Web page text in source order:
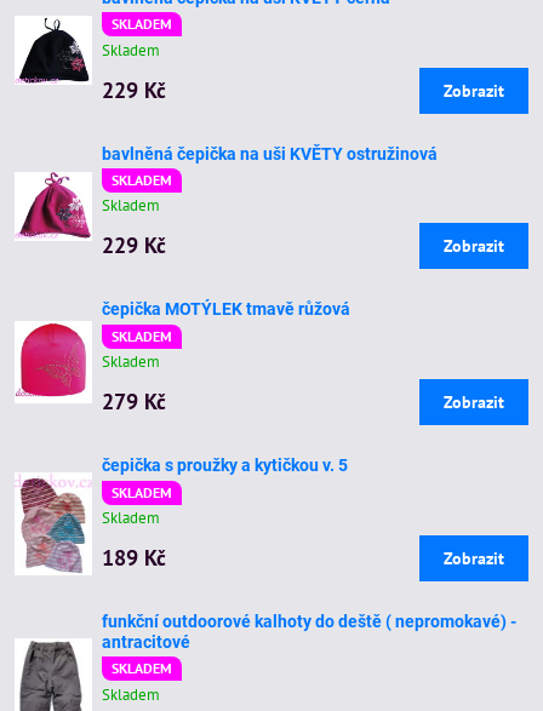
SKLADEM
Skladem
229 Kč Zobrazit
bavlněná čepička na uši KVĚTY ostružinová
SKLADEM
Skladem
229 Kč Zobrazit
čepička MOTÝLEK tmavě růžová
SKLADEM
Skladem
279 Kč Zobrazit
čepička s proužky a kytičkou v. 5
SKLADEM
Skladem
189 Kč Zobrazit
funkční outdoorové kalhoty do deště ( nepromokavé) -
antracitové
SKLADEM
Skladem